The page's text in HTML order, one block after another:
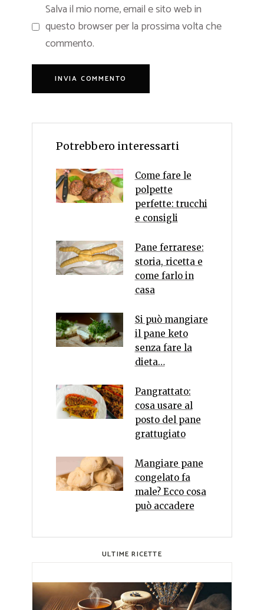
Salva il mio nome, email e sito web in
questo browser per la prossima volta che
commento.
Potrebbero interessarti
Come fare le
polpette
perfette: trucchi
e consigli
Pane ferrarese:
storia, ricetta e
come farlo in
casa
Si può mangiare
il pane keto
senza fare la
dieta…
Pangrattato:
cosa usare al
posto del pane
grattugiato
Mangiare pane
congelato fa
male? Ecco cosa
può accadere
ULTIME RICETTE